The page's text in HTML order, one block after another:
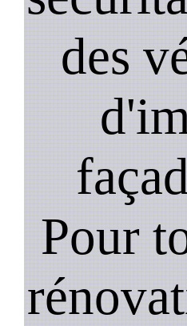
des
Pour